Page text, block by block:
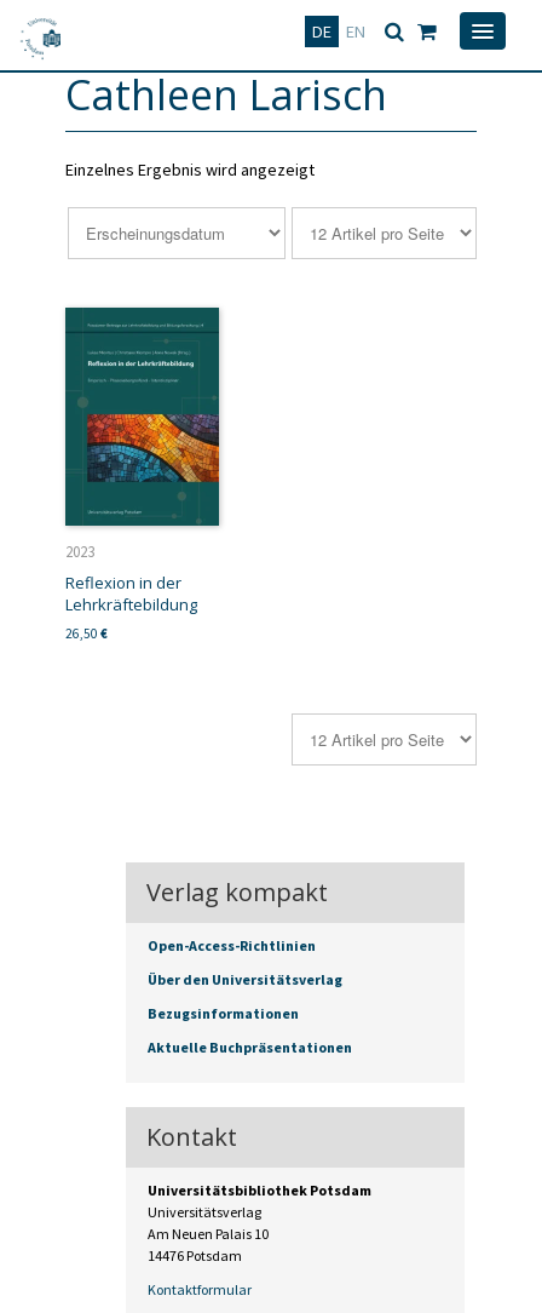
DE EN
Deutsch
Cathleen Larisch
Einzelnes Ergebnis wird angezeigt
2023
Reflexion in der
Lehrkräftebildung
26,50 €
Verlag kompakt
Open-Access-Richtlinien
Über den Universitätsverlag
Bezugsinformationen
Aktuelle Buchpräsentationen
Kontakt
Universitätsbibliothek Potsdam
Universitätsverlag
Am Neuen Palais 10
14476 Potsdam
Kontaktformular